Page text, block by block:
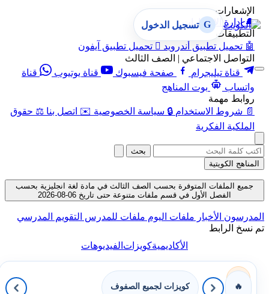
الإشعارات
🔔 إدارة الإشعارات
التطبيقات
🤖 تحميل تطبيق أندرويد  تحميل تطبيق آيفون
التواصل الاجتماعي | الصف الثالث
قناة تيليجرام
صفحة فيسبوك قناة يوتيوب
قناة
واتساب
بوت المناهج
روابط مهمة
📄 شروط الاستخدام 🔒 سياسة الخصوصية ✉️ اتصل بنا ⚖️ حقوق
الملكية الفكرية
G تسجيل الدخول
بحث
المناهج الكويتية
جميع الملفات المتوفرة بحسب الصف الثالث في مادة لغة انجليزية بحسب
الفصل الأول في قسم ملفات متنوعة حتى تاريخ 06-08-2026
المدرسون الأخبار ملفات اليوم ملفات للمدرس التقويم المدرسي
تم نسخ الرابط
الأكاديميةكويزاتالفيديوهات
🔥 كويزات لجميع الصفوف